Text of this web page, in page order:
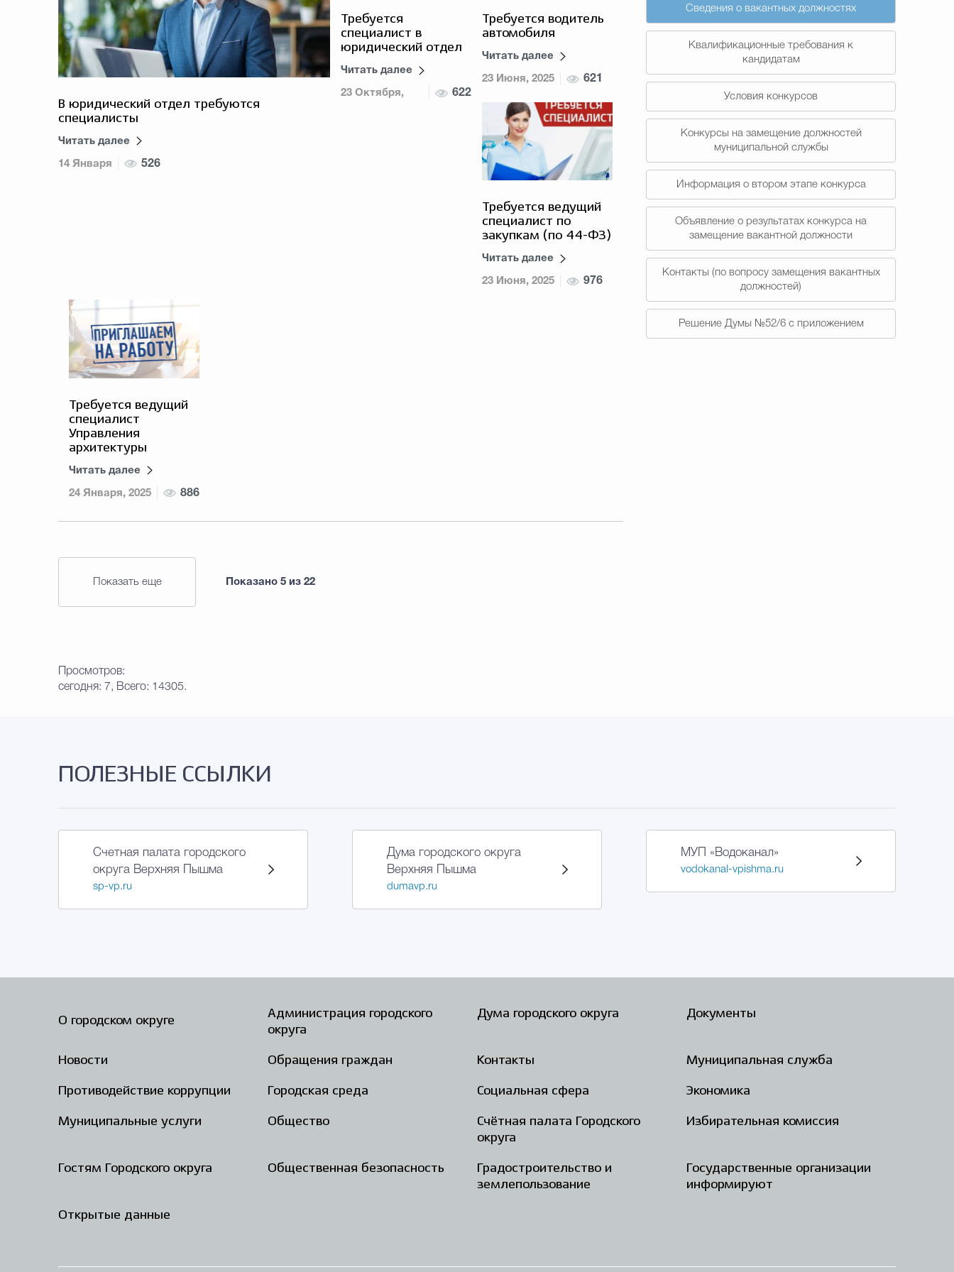
Сведения о вакантных должностях
Квалификационные требования к
кандидатам
Условия конкурсов
Конкурсы на замещение должностей
муниципальной службы
Информация о втором этапе конкурса
Объявление о результатах конкурса на
замещение вакантной должности
Контакты (по вопросу замещения вакантных
должностей)
Решение Думы №52/6 с приложением
В юридический отдел требуются
специалисты
Читать далее
14 Января 526
Требуется
специалист в
юридический отдел
Читать далее
23 Октября,
622
Требуется водитель
автомобиля
Читать далее
23 Июня, 2025 621
Требуется ведущий
специалист по
закупкам (по 44-ФЗ)
Читать далее
23 Июня, 2025 976
Требуется ведущий
специалист
Управления
архитектуры
Читать далее
24 Января, 2025 886
Показать еще Показано 5 из 22
Просмотров:
сегодня: 7, Всего: 14305.
ПОЛЕЗНЫЕ ССЫЛКИ
Счетная палата городского
округа Верхняя Пышма
sp-vp.ru
Дума городского округа
Верхняя Пышма
dumavp.ru
МУП «Водоканал»
vodokanal-vpishma.ru
О городском округе
Администрация городского
округа
Дума городского округа Документы
Новости Обращения граждан Контакты Муниципальная служба
Противодействие коррупции Городская среда Социальная сфера Экономика
Муниципальные услуги Общество
Счётная палата Городского
округа
Избирательная комиссия
Гостям Городского округа Общественная безопасность
Градостроительство и
землепользование
Государственные организации
информируют
Открытые данные